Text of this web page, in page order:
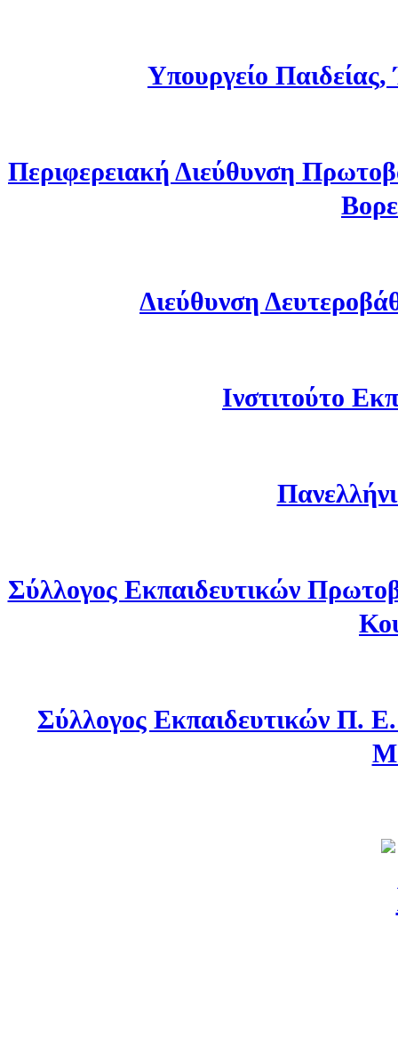
Υπουργείο
Περιφερειακή Διεύθυνση
Διεύθυνση
Ινστιτούτο
Σύλλογος Εκπαιδευτικών
Σύλλογος Εκπαιδευτικών Π.